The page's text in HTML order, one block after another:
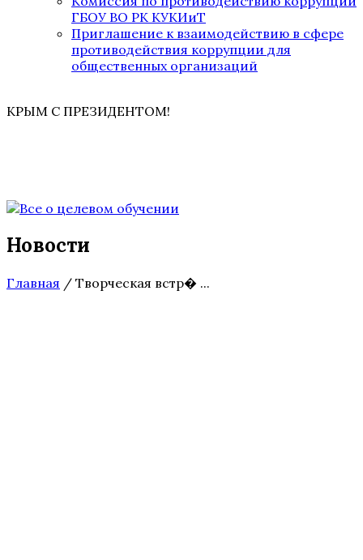
ГБОУ ВО РК КУКИиТ
Приглашение к взаимодействию в сфере
противодействия коррупции для
общественных организаций
КРЫМ С ПРЕЗИДЕНТОМ!
Новости
Главная / Творческая встр� ...